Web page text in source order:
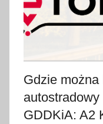
Gdzie
GDDKiA: A2